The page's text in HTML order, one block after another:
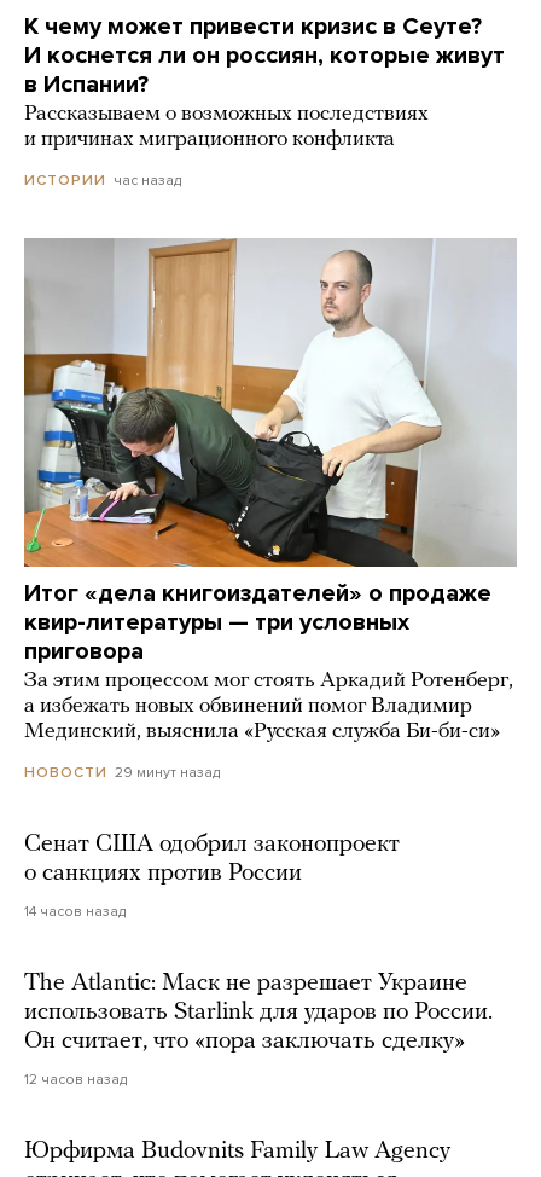
К чему может привести кризис в Сеуте?
И коснется ли он россиян, которые живут
в Испании?
Рассказываем о возможных последствиях
и причинах миграционного конфликта
ИСТОРИИ час назад
Итог «дела книгоиздателей» о продаже
квир-литературы — три условных
приговора
За этим процессом мог стоять Аркадий Ротенберг,
а избежать новых обвинений помог Владимир
Мединский, выяснила «Русская служба Би-би-си»
НОВОСТИ 29 минут назад
Сенат США одобрил законопроект
о санкциях против России
14 часов назад
The Atlantic: Маск не разрешает Украине
использовать Starlink для ударов по России.
Он считает, что «пора заключать сделку»
12 часов назад
Юрфирма Budovnits Family Law Agency